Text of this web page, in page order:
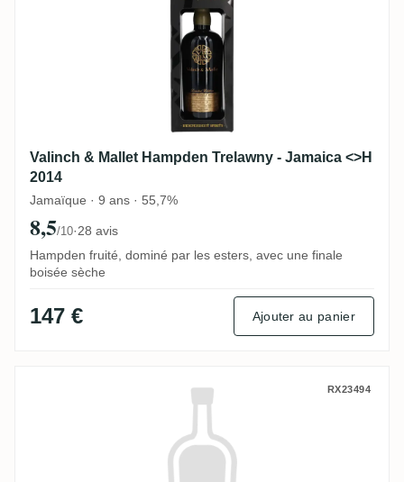
Valinch & Mallet Hampden Trelawny - Jamaica <>H
2014
Jamaïque · 9 ans · 55,7%
8,5/10·28 avis
Hampden fruité, dominé par les esters, avec une finale
boisée sèche
147 € Ajouter au panier
Flensburg Rum Company HDGDL Very
RX23494